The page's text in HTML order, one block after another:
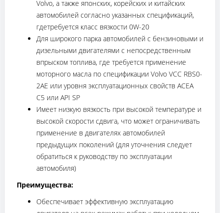
Volvo, а также японских, корейских и китайских
автомобилей согласно указанных спецификаций,
гдетребуется класс вязкости 0W-20
Для широкого парка автомобилей с бензиновыми и
дизельными двигателями с непосредственным
впрыском топлива, где требуется применение
моторного масла по спецификации Volvo VCC RBS0-
2AE или уровня эксплуатационных свойств ACEA
С5 или API SP
Имеет низкую вязкость при высокой температуре и
высокой скорости сдвига, что может ограничивать
применение в двигателях автомобилей
предыдущих поколений (для уточнения следует
обратиться к руководству по эксплуатации
автомобиля)
Преимущества:
Обеспечивает эффективную эксплуатацию